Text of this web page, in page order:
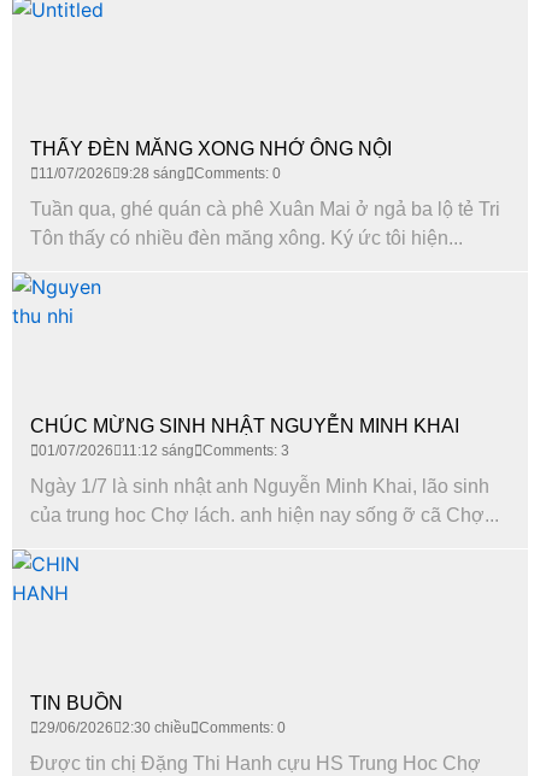
THẤY ĐÈN MĂNG XONG NHỚ ÔNG NỘI
11/07/2026 9:28 sáng Comments: 0
Tuần qua, ghé quán cà phê Xuân Mai ở ngả ba lộ tẻ Tri
Tôn thấy có nhiều đèn măng xông. Ký ức tôi hiện...
CHÚC MỪNG SINH NHẬT NGUYỄN MINH KHAI
01/07/2026 11:12 sáng Comments: 3
Ngày 1/7 là sinh nhật anh Nguyễn Minh Khai, lão sinh
của trung hoc Chợ lách. anh hiện nay sống ỡ cã Chợ...
TIN BUỒN
29/06/2026 2:30 chiều Comments: 0
Được tin chị Đặng Thi Hanh cựu HS Trung Hoc Chợ